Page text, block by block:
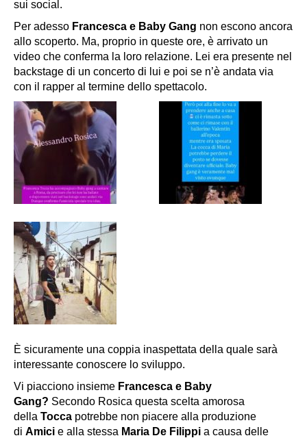
sui social.
Per adesso Francesca e Baby Gang non escono ancora
allo scoperto. Ma, proprio in queste ore, è arrivato un
video che conferma la loro relazione. Lei era presente nel
backstage di un concerto di lui e poi se n’è andata via
con il rapper al termine dello spettacolo.
È sicuramente una coppia inaspettata della quale sarà
interessante conoscere lo sviluppo.
Vi piacciono insieme Francesca e Baby
Gang? Secondo Rosica questa scelta amorosa
della Tocca potrebbe non piacere alla produzione
di Amici e alla stessa Maria De Filippi a causa delle